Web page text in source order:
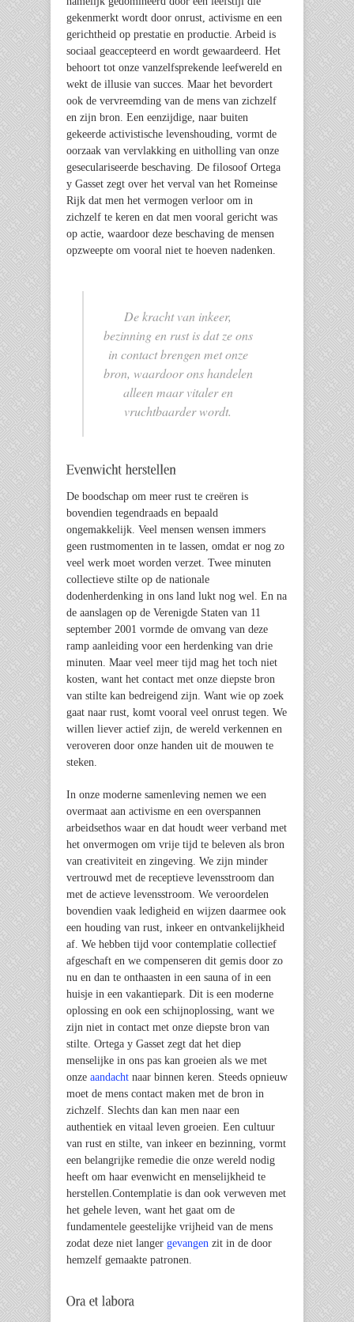
gekenmerkt wordt door onrust, activisme en een
gerichtheid op prestatie en productie. Arbeid is
sociaal geaccepteerd en wordt gewaardeerd. Het
behoort tot onze vanzelfsprekende leefwereld en
wekt de illusie van succes. Maar het bevordert
ook de vervreemding van de mens van zichzelf
en zijn bron. Een eenzijdige, naar buiten
gekeerde activistische levenshouding, vormt de
oorzaak van vervlakking en uitholling van onze
geseculariseerde beschaving. De filosoof Ortega
y Gasset zegt over het verval van het Romeinse
Rijk dat men het vermogen verloor om in
zichzelf te keren en dat men vooral gericht was
op actie, waardoor deze beschaving de mensen
opzweepte om vooral niet te hoeven nadenken.
De kracht van inkeer,
bezinning en rust is dat ze ons
in contact brengen met onze
bron, waardoor ons handelen
alleen maar vitaler en
vruchtbaarder wordt.
De boodschap om meer rust te creëren is
bovendien tegendraads en bepaald
ongemakkelijk. Veel mensen wensen immers
geen rustmomenten in te lassen, omdat er nog zo
veel werk moet worden verzet. Twee minuten
collectieve stilte op de nationale
dodenherdenking in ons land lukt nog wel. En na
de aanslagen op de Verenigde Staten van 11
september 2001 vormde de omvang van deze
ramp aanleiding voor een herdenking van drie
minuten. Maar veel meer tijd mag het toch niet
kosten, want het contact met onze diepste bron
van stilte kan bedreigend zijn. Want wie op zoek
gaat naar rust, komt vooral veel onrust tegen. We
willen liever actief zijn, de wereld verkennen en
veroveren door onze handen uit de mouwen te
steken.
In onze moderne samenleving nemen we een
overmaat aan activisme en een overspannen
arbeidsethos waar en dat houdt weer verband met
het onvermogen om vrije tijd te beleven als bron
van creativiteit en zingeving. We zijn minder
vertrouwd met de receptieve levensstroom dan
met de actieve levensstroom. We veroordelen
bovendien vaak ledigheid en wijzen daarmee ook
een houding van rust, inkeer en ontvankelijkheid
af. We hebben tijd voor contemplatie collectief
afgeschaft en we compenseren dit gemis door zo
nu en dan te onthaasten in een sauna of in een
huisje in een vakantiepark. Dit is een moderne
oplossing en ook een schijnoplossing, want we
zijn niet in contact met onze diepste bron van
stilte. Ortega y Gasset zegt dat het diep
menselijke in ons pas kan groeien als we met
onze aandacht naar binnen keren. Steeds opnieuw
moet de mens contact maken met de bron in
zichzelf. Slechts dan kan men naar een
authentiek en vitaal leven groeien. Een cultuur
van rust en stilte, van inkeer en bezinning, vormt
een belangrijke remedie die onze wereld nodig
heeft om haar evenwicht en menselijkheid te
herstellen.Contemplatie is dan ook verweven met
het gehele leven, want het gaat om de
fundamentele geestelijke vrijheid van de mens
zodat deze niet langer gevangen zit in de door
hemzelf gemaakte patronen.